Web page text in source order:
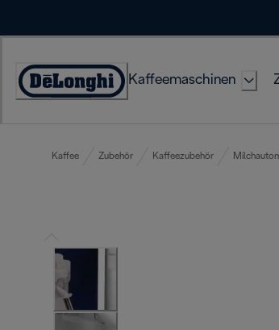
Erklärung
Kaffeemaschinen
Kaffee Zubehör Kaffeezubehör